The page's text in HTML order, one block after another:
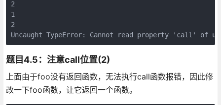
2
1
2
题目4.5：注意call位置(2)
上面由于foo没有返回函数，无法执行call函数报错，因此修
改一下foo函数，让它返回一个函数。